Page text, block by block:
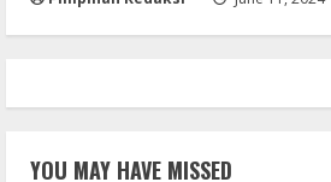
YOU MAY HAVE MISSED